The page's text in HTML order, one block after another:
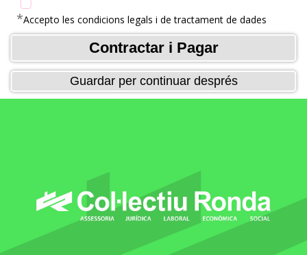
*Accepto les condicions legals i de tractament de dades